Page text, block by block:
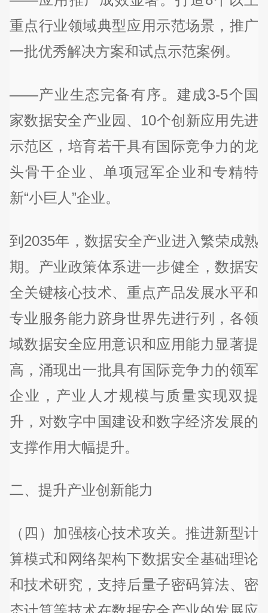
重点行业领域典型应用示范场景，推广
一批优秀解决方案和试点示范案例。
——产业生态完备有序。建成3-5个国
家数据安全产业园、10个创新应用先进
示范区，培育若干具有国际竞争力的龙
头骨干企业、单项冠军企业和专精特
新“小巨人”企业。
到2035年，数据安全产业进入繁荣成熟
期。产业政策体系进一步健全，数据安
全关键核心技术、重点产品发展水平和
专业服务能力跻身世界先进行列，各领
域数据安全应用意识和应用能力显著提
高，涌现出一批具有国际竞争力的领军
企业，产业人才规模与质量实现双提
升，对数字中国建设和数字经济发展的
支撑作用大幅提升。
二、提升产业创新能力
（四）加强核心技术攻关。推进新型计
算模式和网络架构下数据安全基础理论
和技术研究，支持后量子密码算法、密